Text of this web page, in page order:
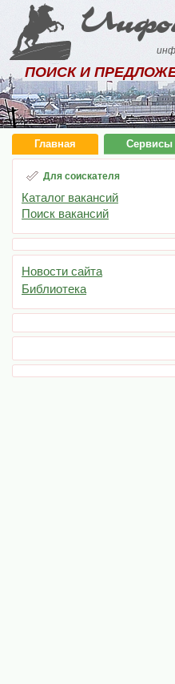
ПОИСК И
Главная Сервисы
Для соискателя
Каталог вакансий
Поиск вакансий
Новости сайта
Библиотека